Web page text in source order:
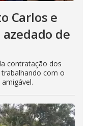
Carlos e
de
contratação dos
com o